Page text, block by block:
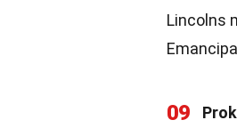
Lincolns
09